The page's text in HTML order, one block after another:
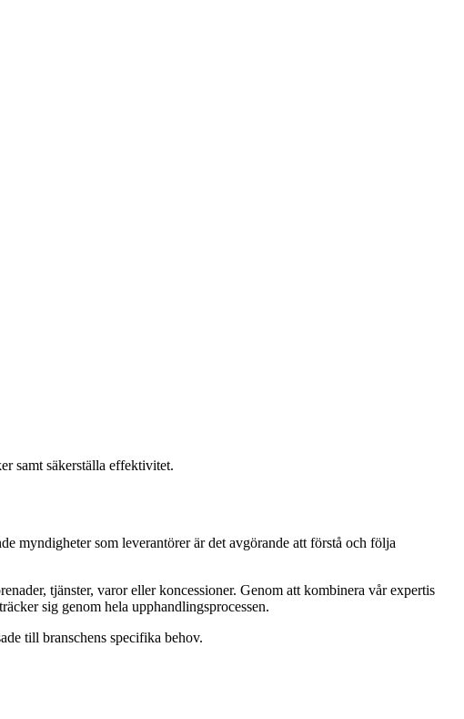
samt säkerställa effektivitet.
myndigheter som leverantörer är det avgörande att förstå och följa
tjänster, varor eller koncessioner. Genom att kombinera vår expertis
sig genom hela upphandlingsprocessen.
till branschens specifika behov.